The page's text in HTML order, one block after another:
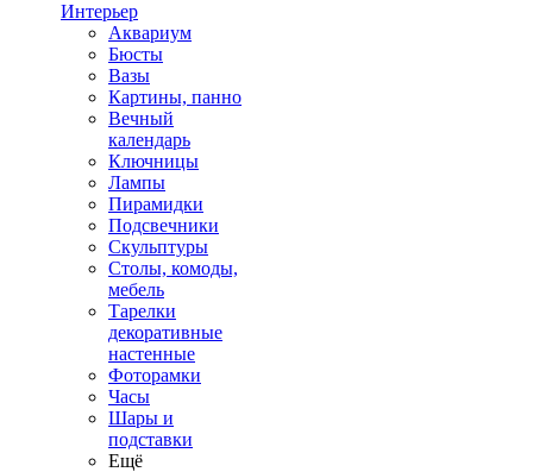
Интерьер
Аквариум
Бюсты
Вазы
Картины, панно
Вечный
календарь
Ключницы
Лампы
Пирамидки
Подсвечники
Скульптуры
Столы, комоды,
мебель
Тарелки
декоративные
настенные
Фоторамки
Часы
Шары и
подставки
Ещё